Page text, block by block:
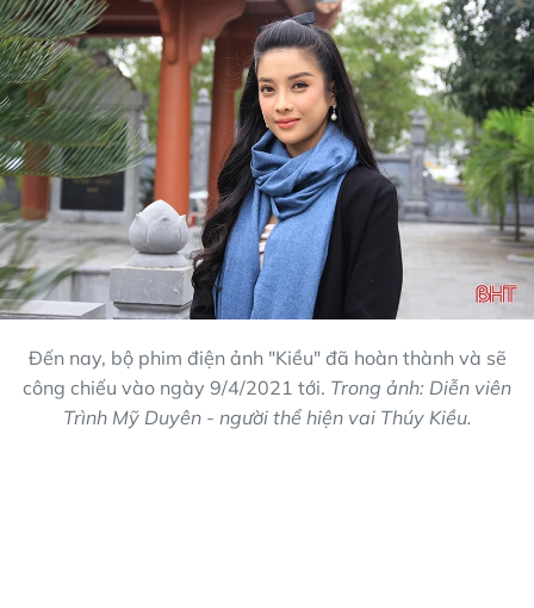
Đến nay, bộ phim điện ảnh "Kiều" đã hoàn thành và sẽ
công chiếu vào ngày 9/4/2021 tới. Trong ảnh: Diễn viên
Trình Mỹ Duyên - người thể hiện vai Thúy Kiều.